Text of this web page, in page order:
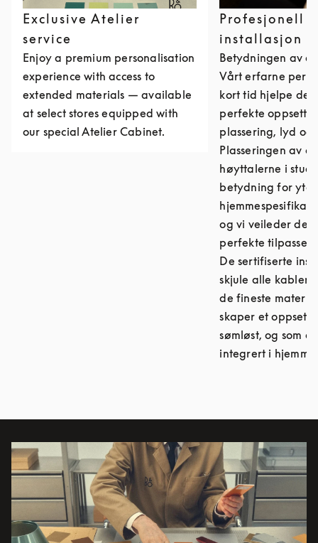
Exclusive Atelier
service
Enjoy a premium personalisation
experience with access to
extended materials — available
at select stores equipped with
our special Atelier Cabinet.
Profesjonell
installasjon
Betydningen av
Vårt erfarne
kort tid hjelpe
perfekte
plassering, lyd og
Plasseringen av
høyttalerne i
betydning for
og vi veileder
perfekte
De sertifiserte
skjule alle kabler
de fineste
skaper et oppsett
sømløst, og som
integrert i
Bilde av arrangement